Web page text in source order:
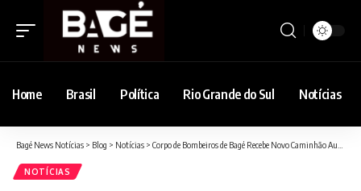
Home Brasil Política Rio Grande do Sul Notícias
Bagé News Notícias > Blog > Notícias > Corpo de Bombeiros de Bagé Recebe Novo Caminhão Auto Bomba Tanque: Uma Aquisição Importante Para a Segurança da Região
NOTÍCIAS